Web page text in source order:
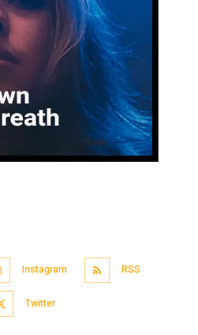
Instagram RSS
Twitter